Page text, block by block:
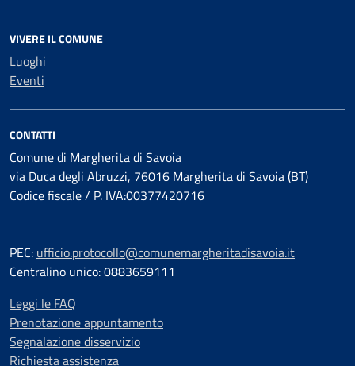
VIVERE IL COMUNE
Luoghi
Eventi
CONTATTI
Comune di Margherita di Savoia
via Duca degli Abruzzi, 76016 Margherita di Savoia (BT)
Codice fiscale / P. IVA:00377420716
PEC: ufficio.protocollo@comunemargheritadisavoia.it
Centralino unico: 0883659111
Leggi le FAQ
Prenotazione appuntamento
Segnalazione disservizio
Richiesta assistenza